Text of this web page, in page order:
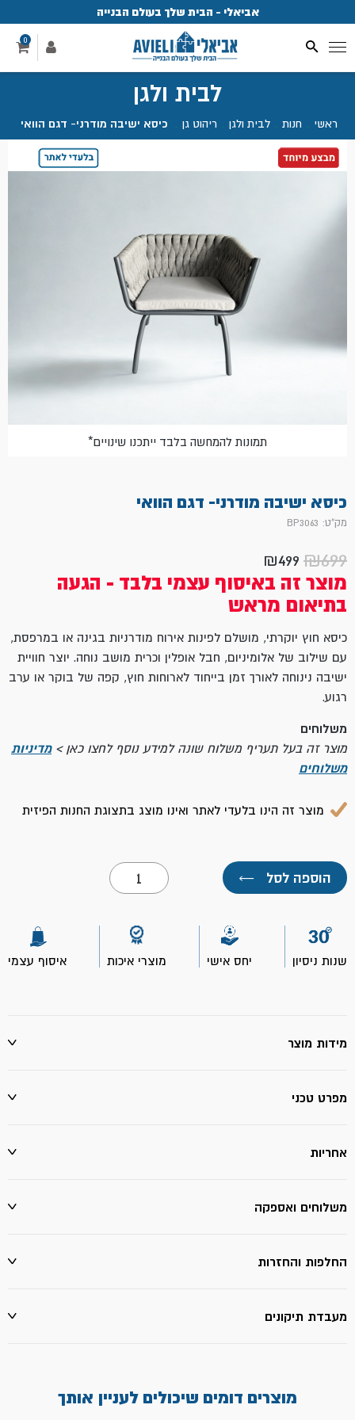
אביאלי - הבית שלך בעולם הבנייה
0
לבית ולגן
ראשי חנות לבית ולגן ריהוט גן כיסא ישיבה מודרני- דגם הוואי
כיסא ישיבה מודרני- דגם הוואי
מק"ט: BP3063
₪699
המחיר
המקורי
היה:
₪699.
₪499 המחיר
הנוכחי
הוא:
₪499.
מוצר זה באיסוף עצמי בלבד - הגעה
בתיאום מראש
כיסא חוץ יוקרתי, מושלם לפינות אירוח מודרניות בגינה או במרפסת,
עם שילוב של אלומיניום, חבל אופלין וכרית מושב נוחה. יוצר חוויית
ישיבה נינוחה לאורך זמן בייחוד לארוחות חוץ, קפה של בוקר או ערב
רגוע.
משלוחים
מוצר זה בעל תעריף משלוח שונה למידע נוסף לחצו כאן > מדיניות
משלוחים
מוצר זה הינו בלעדי לאתר ואינו מוצג בתצוגת החנות הפיזית
הוספה לסל ←
כמות
של
כיסא
מודרני-
שנות ניסיון יחס אישי מוצרי איכות איסוף עצמי
מידות מוצר
מפרט טכני
אחריות
משלוחים ואספקה
החלפות והחזרות
מעבדת תיקונים
*תמונות להמחשה בלבד ייתכנו שינויים
מוצרים דומים שיכולים לעניין אותך